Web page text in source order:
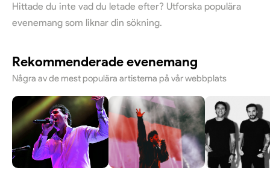
Hittade du inte vad du letade efter? Utforska populära
evenemang som liknar din sökning.
Rekommenderade evenemang
Några av de mest populära artisterna på vår webbplats